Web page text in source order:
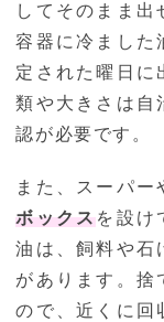
してそのまま出
容器に冷ました
定された曜日に
類や大きさは自
認が必要です。
また、スーパー
ボックスを設け
油は、飼料や石
があります。捨
ので、近くに回